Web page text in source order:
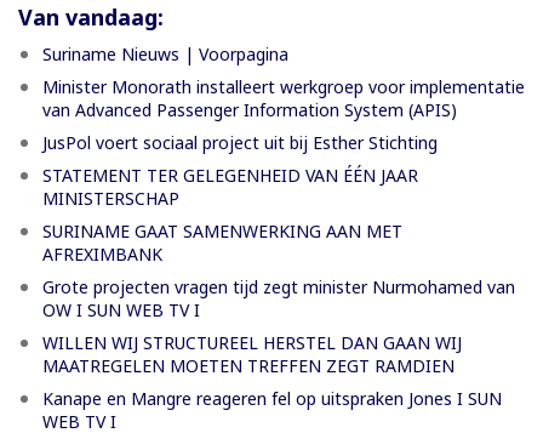
Van vandaag:
Suriname Nieuws | Voorpagina
Minister Monorath installeert werkgroep voor implementatie
van Advanced Passenger Information System (APIS)
JusPol voert sociaal project uit bij Esther Stichting
STATEMENT TER GELEGENHEID VAN ÉÉN JAAR
MINISTERSCHAP
SURINAME GAAT SAMENWERKING AAN MET
AFREXIMBANK
Grote projecten vragen tijd zegt minister Nurmohamed van
OW I SUN WEB TV I
WILLEN WIJ STRUCTUREEL HERSTEL DAN GAAN WIJ
MAATREGELEN MOETEN TREFFEN ZEGT RAMDIEN
Kanape en Mangre reageren fel op uitspraken Jones I SUN
WEB TV I